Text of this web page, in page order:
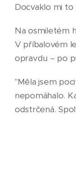
Docvaklo mi
Na osmiletém
V příbalovém
opravdu – po
"Měla jsem
nepomáhalo.
odstrčená.